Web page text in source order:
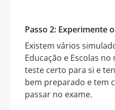
Passo 2: Experimente
Existem vários
Educação e Escolas
teste certo para si e
bem preparado e tem
passar no exame.